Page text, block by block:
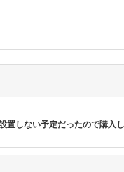
置しない予定だったので購入し